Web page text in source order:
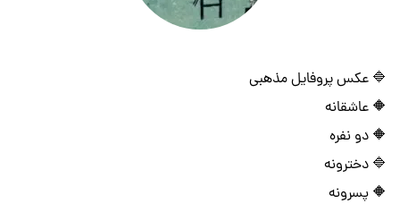
🔷 عکس پروفایل مذهبی
🔶 عاشقانه
🔶 دو نفره
🔷 دخترونه
🔶 پسرونه